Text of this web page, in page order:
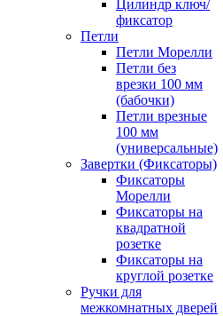
Цилиндр ключ/
фиксатор
Петли
Петли Морелли
Петли без
врезки 100 мм
(бабочки)
Петли врезные
100 мм
(универсальные)
Завертки (Фиксаторы)
Фиксаторы
Морелли
Фиксаторы на
квадратной
розетке
Фиксаторы на
круглой розетке
Ручки для
межкомнатных дверей